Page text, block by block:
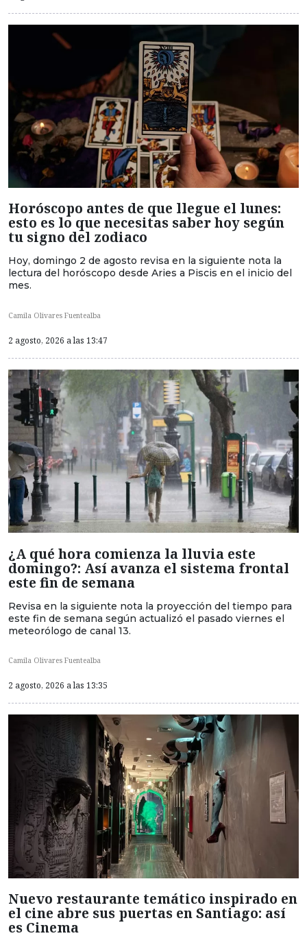
Horóscopo antes de que llegue el lunes:
esto es lo que necesitas saber hoy según
tu signo del zodiaco
Hoy, domingo 2 de agosto revisa en la siguiente nota la
lectura del horóscopo desde Aries a Piscis en el inicio del
mes.
Camila Olivares Fuentealba
2 agosto, 2026 a las 13:47
¿A qué hora comienza la lluvia este
domingo?: Así avanza el sistema frontal
este fin de semana
Revisa en la siguiente nota la proyección del tiempo para
este fin de semana según actualizó el pasado viernes el
meteorólogo de canal 13.
Camila Olivares Fuentealba
2 agosto, 2026 a las 13:35
Nuevo restaurante temático inspirado en
el cine abre sus puertas en Santiago: así
es Cinema